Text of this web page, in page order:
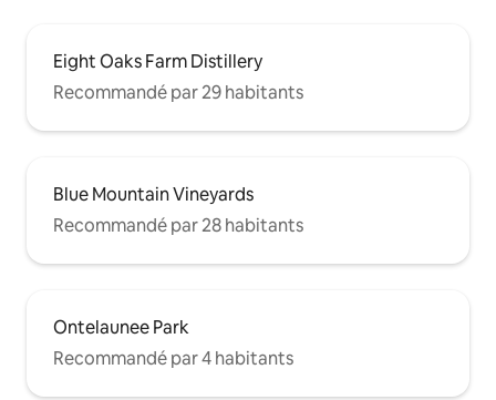
Eight Oaks Farm Distillery
Recommandé par 29 habitants
Blue Mountain Vineyards
Recommandé par 28 habitants
Ontelaunee Park
Recommandé par 4 habitants